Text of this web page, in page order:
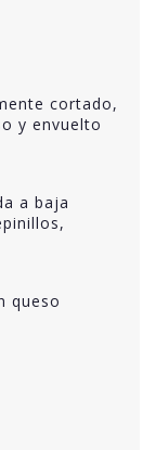
cortado,
y envuelto
a baja
queso